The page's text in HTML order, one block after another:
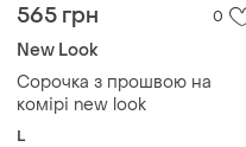
565 грн 0
New Look
Сорочка з прошвою на
комірі new look
L